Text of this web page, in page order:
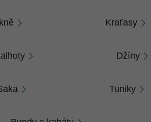
Kraťasy
Džíny
Tuniky